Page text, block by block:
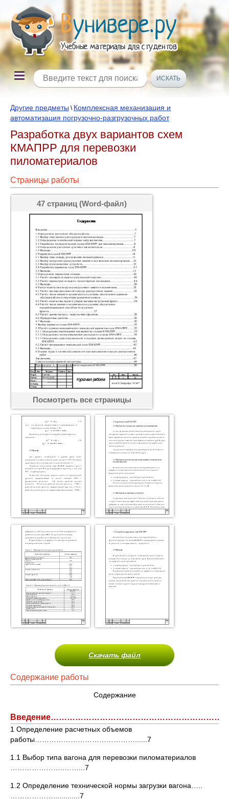
Другие предметы \ Комплексная механизация и
автоматизация погрузочно-разгрузочных работ
Разработка двух вариантов схем
КМАПРР для перевозки
пиломатериалов
Страницы работы
47 страниц (Word-файл)
Посмотреть все страницы
Скачать файл
Содержание работы
Содержание
1 Определение расчетных объемов
работы……………………………………......7
1.1 Выбор типа вагона для перевозки пиломатериалов
…………………..……...7
1.2 Определение технической нормы загрузки вагона…..
……………….............7